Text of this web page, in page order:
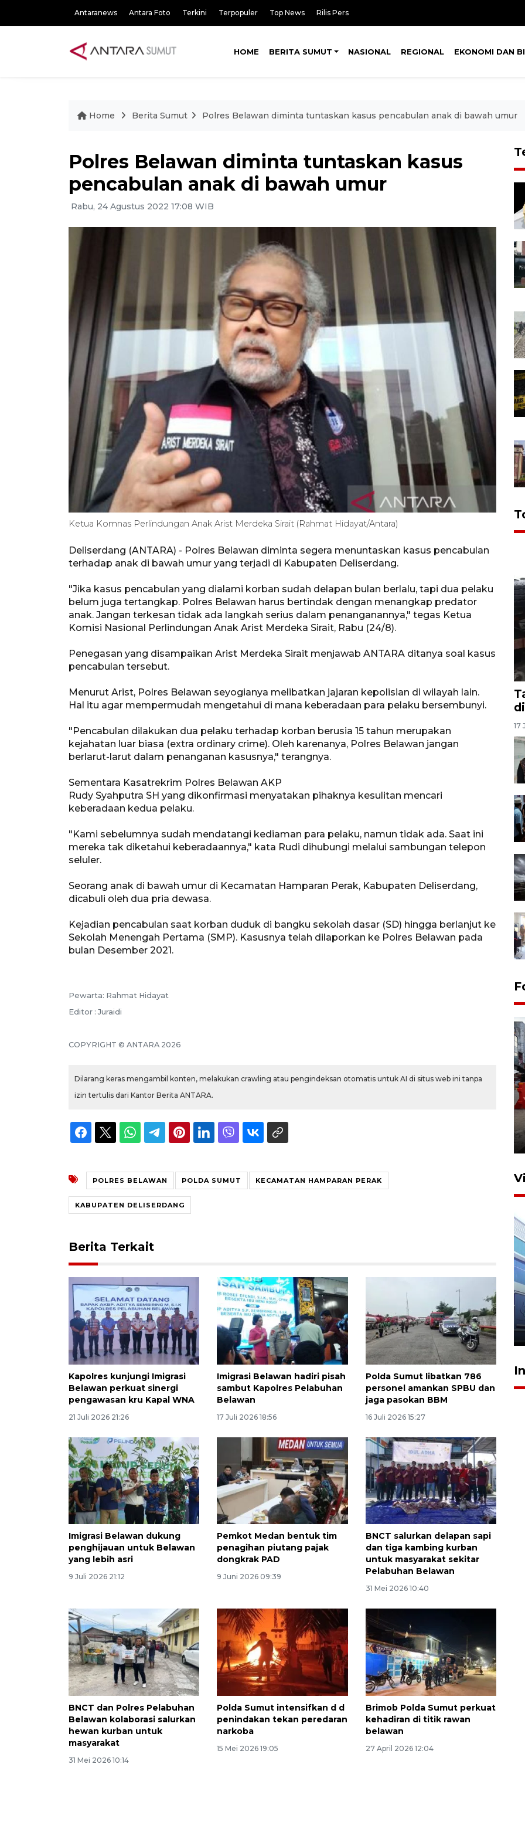
Antaranews Antara Foto Terkini Terpopuler Top News Rilis Pers
HOME BERITA SUMUT NASIONAL REGIONAL EKONOMI DAN
Home Berita Sumut Polres Belawan diminta tuntaskan kasus pencabulan anak di bawah umur
Polres Belawan diminta tuntaskan kasus
pencabulan anak di bawah umur
Rabu, 24 Agustus 2022 17:08 WIB
Ketua Komnas Perlindungan Anak Arist Merdeka Sirait (Rahmat Hidayat/Antara)
Deliserdang (ANTARA) - Polres Belawan diminta segera menuntaskan kasus pencabulan
terhadap anak di bawah umur yang terjadi di Kabupaten Deliserdang.
"Jika kasus pencabulan yang dialami korban sudah delapan bulan berlalu, tapi dua pelaku
belum juga tertangkap. Polres Belawan harus bertindak dengan menangkap predator
anak. Jangan terkesan tidak ada langkah serius dalam penanganannya," tegas Ketua
Komisi Nasional Perlindungan Anak Arist Merdeka Sirait, Rabu (24/8).
Penegasan yang disampaikan Arist Merdeka Sirait menjawab ANTARA ditanya soal kasus
pencabulan tersebut.
Menurut Arist, Polres Belawan seyogianya melibatkan jajaran kepolisian di wilayah lain.
Hal itu agar mempermudah mengetahui di mana keberadaan para pelaku bersembunyi.
"Pencabulan dilakukan dua pelaku terhadap korban berusia 15 tahun merupakan
kejahatan luar biasa (extra ordinary crime). Oleh karenanya, Polres Belawan jangan
berlarut-larut dalam penanganan kasusnya," terangnya.
Sementara Kasatrekrim Polres Belawan AKP
Rudy Syahputra SH yang dikonfirmasi menyatakan pihaknya kesulitan mencari
keberadaan kedua pelaku.
"Kami sebelumnya sudah mendatangi kediaman para pelaku, namun tidak ada. Saat ini
mereka tak diketahui keberadaannya," kata Rudi dihubungi melalui sambungan telepon
seluler.
Seorang anak di bawah umur di Kecamatan Hamparan Perak, Kabupaten Deliserdang,
dicabuli oleh dua pria dewasa.
Kejadian pencabulan saat korban duduk di bangku sekolah dasar (SD) hingga berlanjut ke
Sekolah Menengah Pertama (SMP). Kasusnya telah dilaporkan ke Polres Belawan pada
bulan Desember 2021.
Pewarta: Rahmat Hidayat
Editor : Juraidi
COPYRIGHT © ANTARA 2026
Dilarang keras mengambil konten, melakukan crawling atau pengindeksan otomatis untuk AI di situs web ini tanpa
izin tertulis dari Kantor Berita ANTARA.
POLRES BELAWAN POLDA SUMUT KECAMATAN HAMPARAN PERAK
KABUPATEN DELISERDANG
Berita Terkait
Kapolres kunjungi Imigrasi
Belawan perkuat sinergi
pengawasan kru Kapal WNA
21 Juli 2026 21:26
Imigrasi Belawan hadiri pisah
sambut Kapolres Pelabuhan
Belawan
17 Juli 2026 18:56
Polda Sumut libatkan 786
personel amankan SPBU dan
jaga pasokan BBM
16 Juli 2026 15:27
Imigrasi Belawan dukung
penghijauan untuk Belawan
yang lebih asri
9 Juli 2026 21:12
Pemkot Medan bentuk tim
penagihan piutang pajak
dongkrak PAD
9 Juni 2026 09:39
BNCT salurkan delapan sapi
dan tiga kambing kurban
untuk masyarakat sekitar
Pelabuhan Belawan
31 Mei 2026 10:40
BNCT dan Polres Pelabuhan
Belawan kolaborasi salurkan
hewan kurban untuk
masyarakat
31 Mei 2026 10:14
Polda Sumut intensifkan d d
penindakan tekan peredaran
narkoba
15 Mei 2026 19:05
Brimob Polda Sumut perkuat
kehadiran di titik rawan
belawan
27 April 2026 12:04
17
IDAI perkuat kompetensi
dokter tangani penyakit
jantung anak
23 Juli 2026 20:04
Ekspedisi Rupiah Berdaulat
2026 sambangi Papua